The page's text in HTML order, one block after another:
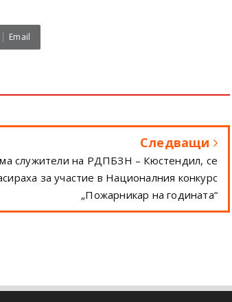
Email
Следващи
служители на РДПБЗН – Кюстендил, се
за участие в Националния конкурс
„Пожарникар на годината“